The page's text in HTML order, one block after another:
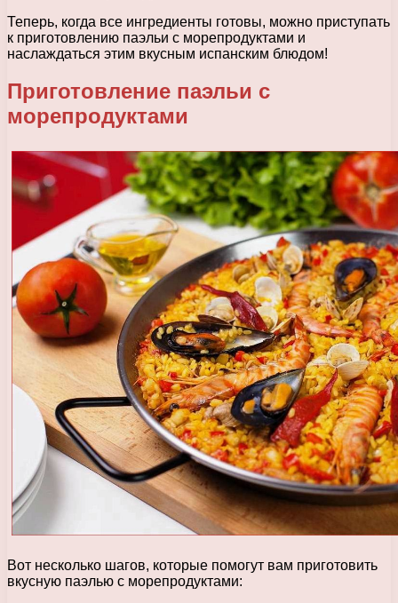
Теперь, когда все ингредиенты готовы, можно приступать
к приготовлению паэльи с морепродуктами и
наслаждаться этим вкусным испанским блюдом!
Приготовление паэльи с
морепродуктами
Вот несколько шагов, которые помогут вам приготовить
вкусную паэлью с морепродуктами: